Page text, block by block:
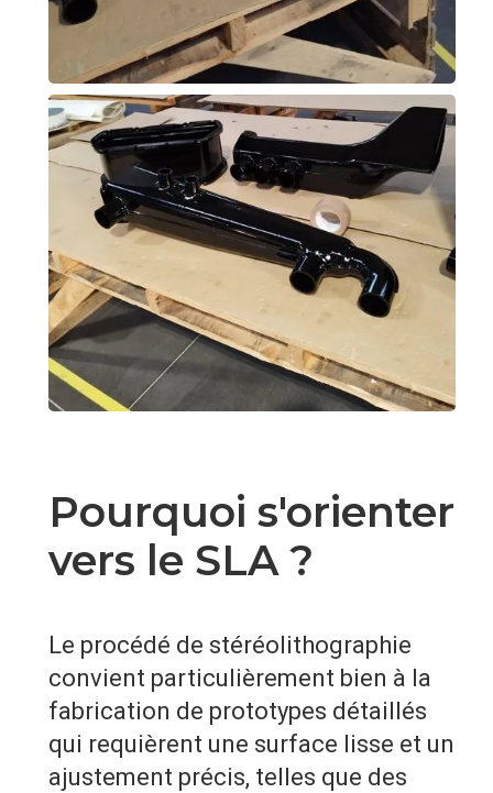
Pourquoi s'orienter
vers le SLA ?
Le procédé de stéréolithographie
convient particulièrement bien à la
fabrication de prototypes détaillés
qui requièrent une surface lisse et un
ajustement précis, telles que des